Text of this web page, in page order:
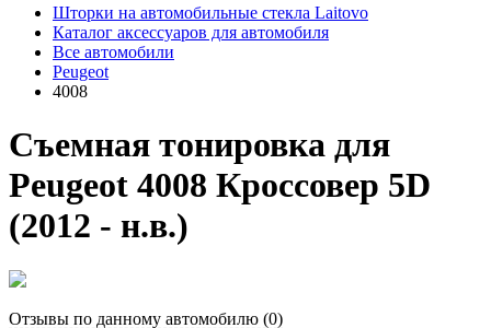
Шторки на автомобильные стекла Laitovo
Каталог аксессуаров для автомобиля
Все автомобили
Peugeot
4008
Съемная тонировка для
Peugeot 4008 Кроссовер 5D
(2012 - н.в.)
Отзывы по данному автомобилю (0)